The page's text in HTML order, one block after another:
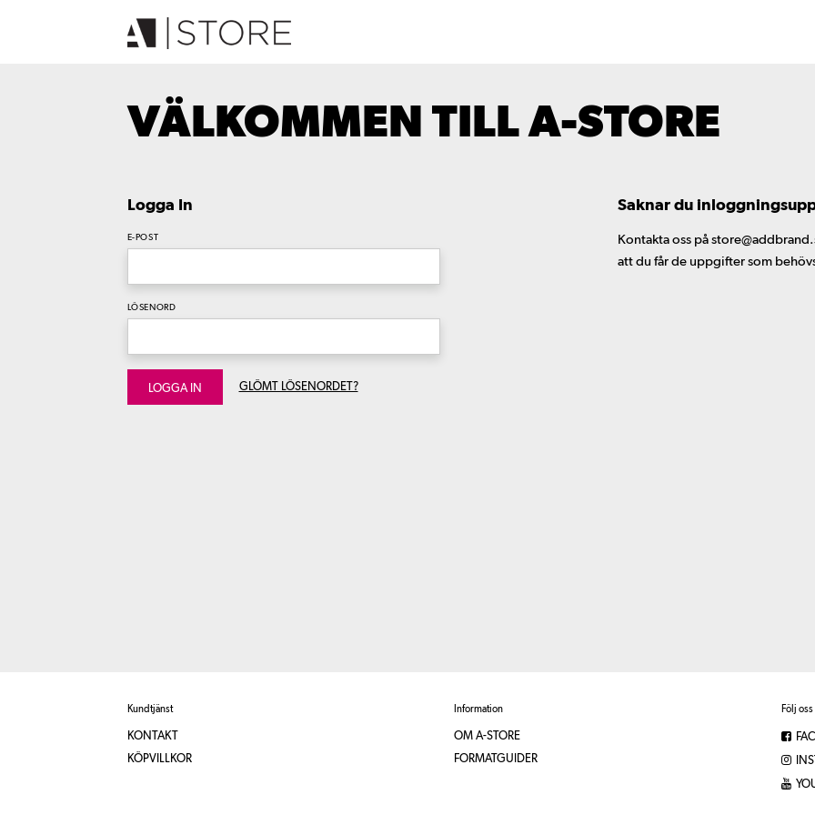
VÄLKOMMEN TILL A-STORE
Logga In
E-POST
LÖSENORD
LOGGA IN GLÖMT LÖSENORDET?
Saknar du
Kontakta oss på
att du får de uppgifter som
Kundtjänst
KONTAKT
KÖPVILLKOR
Information
OM A-STORE
FORMATGUIDER
Följ oss